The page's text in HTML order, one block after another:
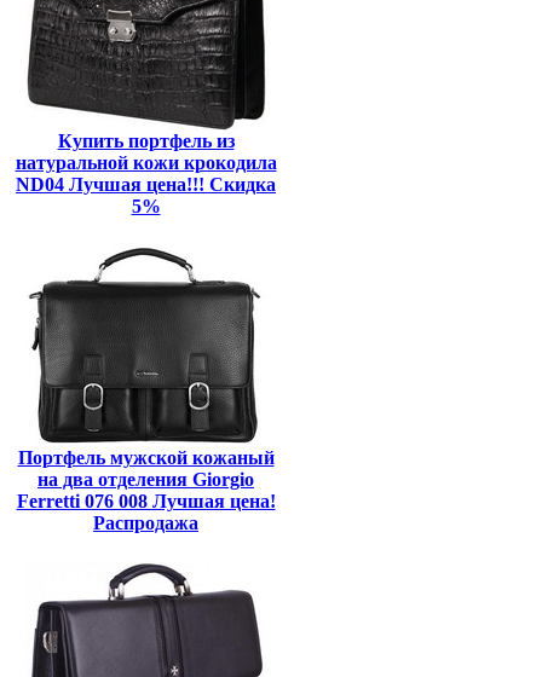
Купить портфель из
натуральной кожи крокодила
ND04 Лучшая цена!!! Скидка
5%
Портфель мужской кожаный
на два отделения Giorgio
Ferretti 076 008 Лучшая цена!
Распродажа